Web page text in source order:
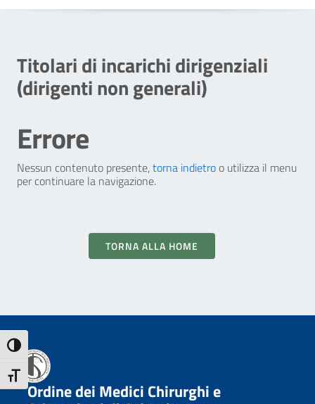
Attiva/disattiva alto contrasto
Attiva/disattiva dimensione testo
Titolari di incarichi dirigenziali
(dirigenti non generali)
Errore
Nessun contenuto presente,torna indietro o utilizza il menu
per continuare la navigazione.
TORNA ALLA HOME
Ordine dei Medici Chirurghi e